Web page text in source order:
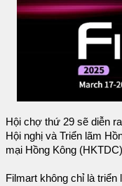
Hội chợ thứ 29 sẽ diễn
Hội nghị và Triển lãm
mại Hồng Kông
Filmart không chỉ là